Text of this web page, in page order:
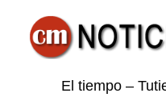
El tiempo –